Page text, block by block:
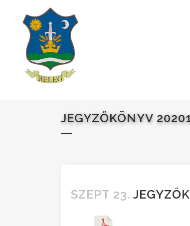
JEGYZŐKÖNYV
SZEPT 23.